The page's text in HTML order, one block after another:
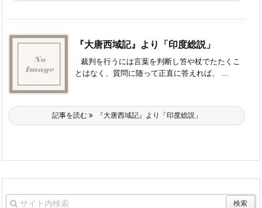
『大唐西域記』より「印度総説」
裁判を行うには言葉を判断し笞や杖でたたくこ
とはなく、質問に随って正直に答えれば、 ...
記事を読む 『大唐西域記』より「印度総説」